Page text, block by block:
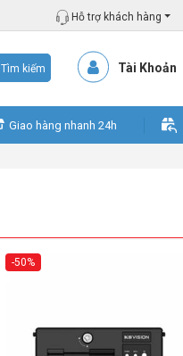
Hỗ trợ khách hàng
Tìm kiếm Tài Khoản
Giao hàng nhanh 24h
-50%